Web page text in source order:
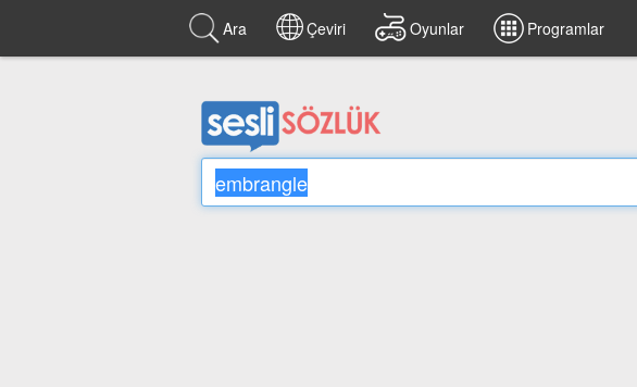
Ara Çeviri Oyunlar Programlar